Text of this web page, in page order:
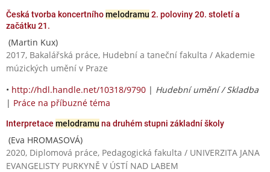
Česká tvorba koncertníhomelodramu 2. poloviny 20. století a
začátku 21.
(Martin Kux)
2017, Bakalářská práce, Hudební a taneční fakulta / Akademie
múzických umění v Praze
• http://hdl.handle.net/10318/9790 | Hudební umění / Skladba
| Práce na příbuzné téma
Interpretace melodramu na druhém stupni základní školy
(Eva HROMASOVÁ)
2020, Diplomová práce, Pedagogická fakulta / UNIVERZITA JANA
EVANGELISTY PURKYNĚ V ÚSTÍ NAD LABEM